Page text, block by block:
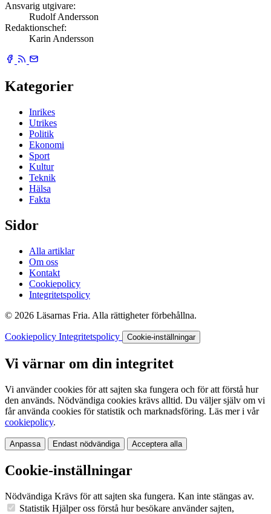
Ansvarig utgivare:
Rudolf Andersson
Redaktionschef:
Karin Andersson
Kategorier
Inrikes
Utrikes
Politik
Ekonomi
Sport
Kultur
Teknik
Hälsa
Fakta
Sidor
Alla artiklar
Om oss
Kontakt
Cookiepolicy
Integritetspolicy
© 2026 Läsarnas Fria. Alla rättigheter förbehållna.
Cookiepolicy Integritetspolicy Cookie-inställningar
Vi värnar om din integritet
Vi använder cookies för att sajten ska fungera och för att förstå hur
den används. Nödvändiga cookies krävs alltid. Du väljer själv om vi
får använda cookies för statistik och marknadsföring. Läs mer i vår
cookiepolicy.
Anpassa Endast nödvändiga Acceptera alla
Cookie-inställningar
Nödvändiga Krävs för att sajten ska fungera. Kan inte stängas av.
Statistik Hjälper oss förstå hur besökare använder sajten,